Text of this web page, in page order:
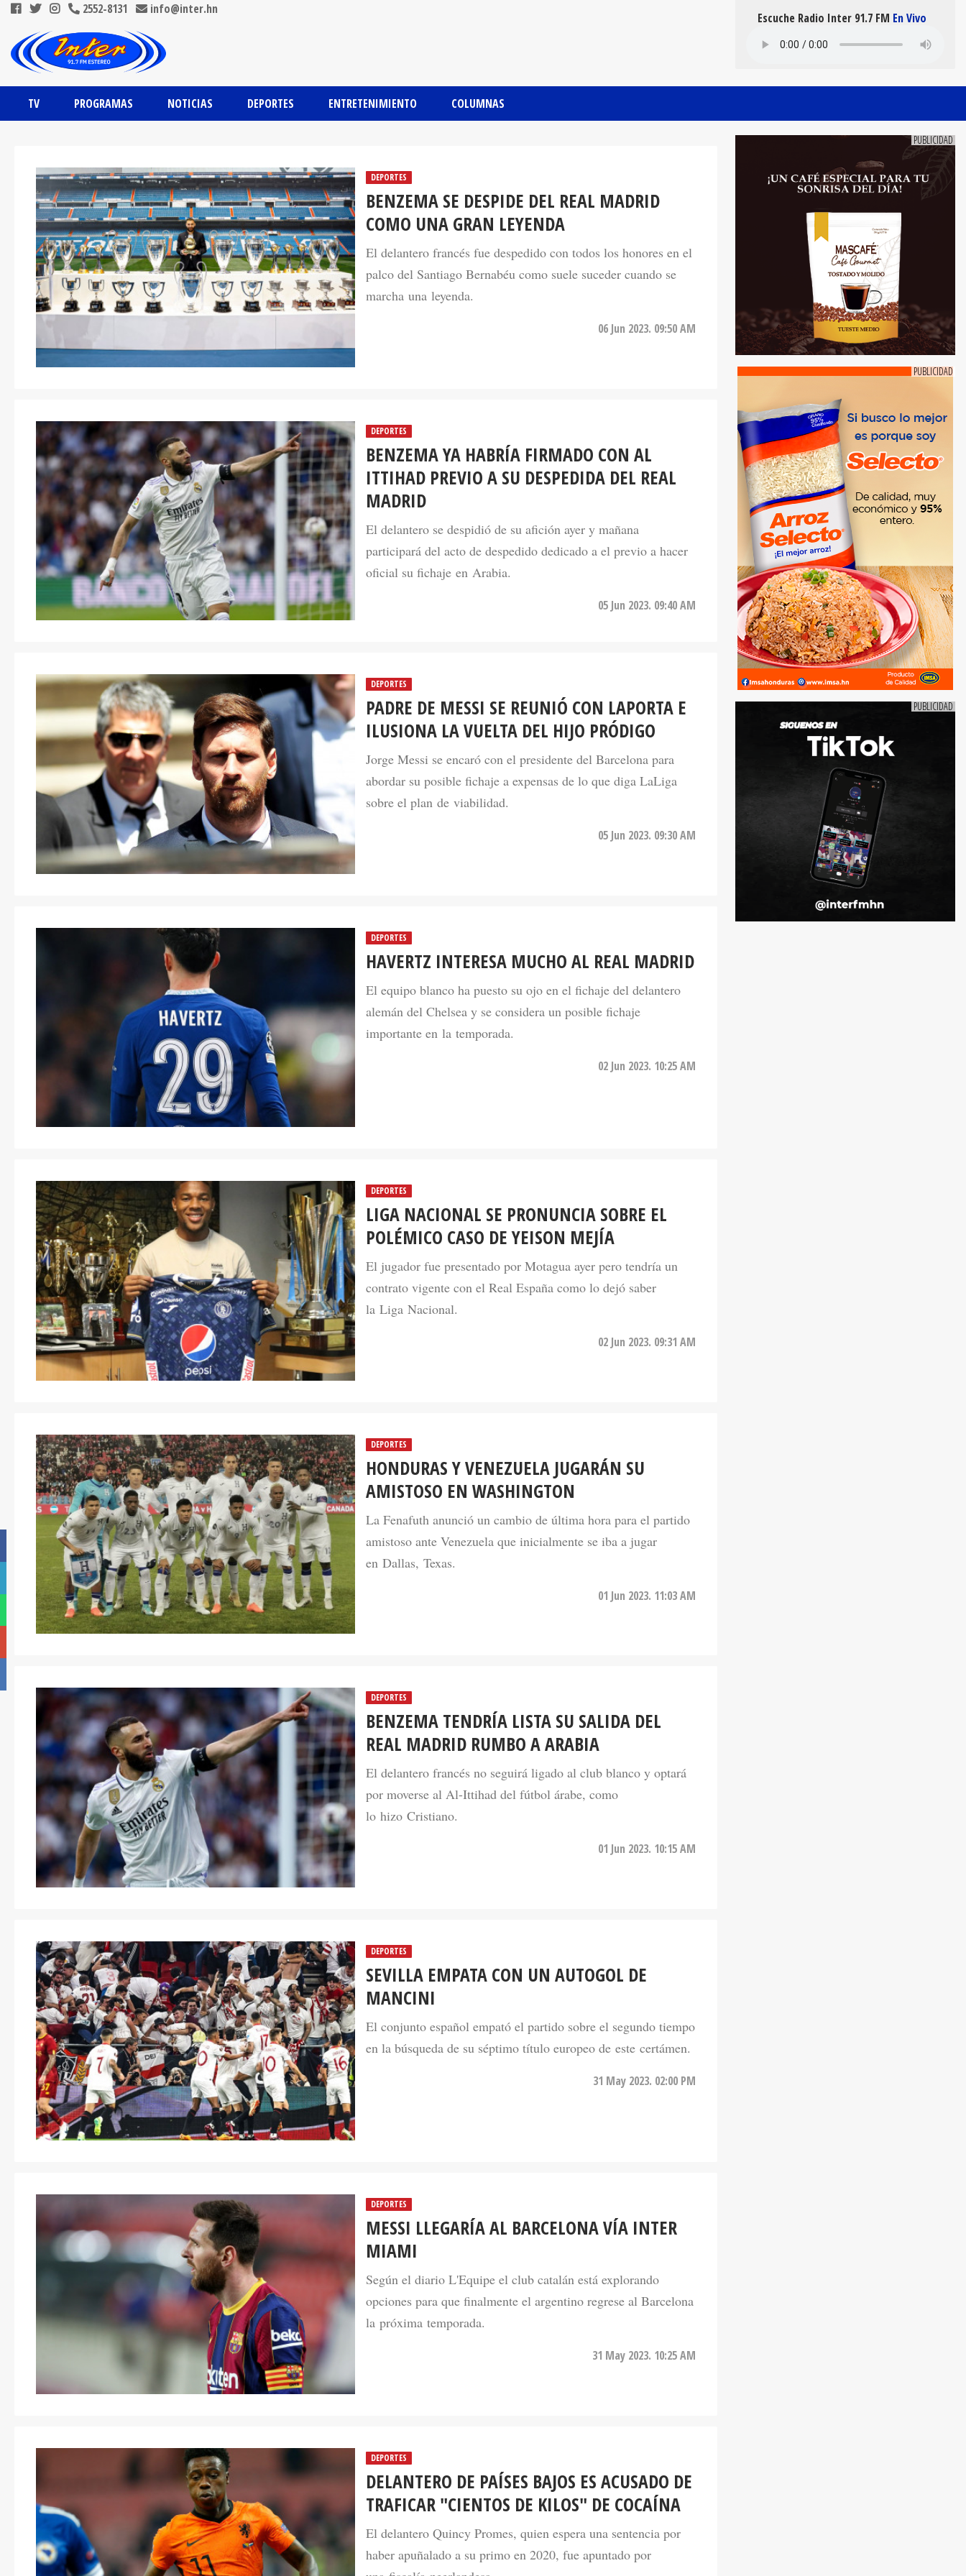
2552-8131 info@inter.hn
TV PROGRAMAS NOTICIAS DEPORTES ENTRETENIMIENTO COLUMNAS
Escuche Radio Inter 91.7 FM En Vivo
DEPORTES
BENZEMA SE DESPIDE DEL REAL MADRID
COMO UNA GRAN LEYENDA
El delantero francés fue despedido con todos los honores en el
palco del Santiago Bernabéu como suele suceder cuando se
marcha una leyenda.
06 Jun 2023. 09:50 AM
DEPORTES
BENZEMA YA HABRÍA FIRMADO CON AL
ITTIHAD PREVIO A SU DESPEDIDA DEL REAL
MADRID
El delantero se despidió de su afición ayer y mañana
participará del acto de despedido dedicado a el previo a hacer
oficial su fichaje en Arabia.
05 Jun 2023. 09:40 AM
DEPORTES
PADRE DE MESSI SE REUNIÓ CON LAPORTA E
ILUSIONA LA VUELTA DEL HIJO PRÓDIGO
Jorge Messi se encaró con el presidente del Barcelona para
abordar su posible fichaje a expensas de lo que diga LaLiga
sobre el plan de viabilidad.
05 Jun 2023. 09:30 AM
DEPORTES
HAVERTZ INTERESA MUCHO AL REAL MADRID
El equipo blanco ha puesto su ojo en el fichaje del delantero
alemán del Chelsea y se considera un posible fichaje
importante en la temporada.
02 Jun 2023. 10:25 AM
DEPORTES
LIGA NACIONAL SE PRONUNCIA SOBRE EL
POLÉMICO CASO DE YEISON MEJÍA
El jugador fue presentado por Motagua ayer pero tendría un
contrato vigente con el Real España como lo dejó saber
la Liga Nacional.
02 Jun 2023. 09:31 AM
DEPORTES
HONDURAS Y VENEZUELA JUGARÁN SU
AMISTOSO EN WASHINGTON
La Fenafuth anunció un cambio de última hora para el partido
amistoso ante Venezuela que inicialmente se iba a jugar
en Dallas, Texas.
01 Jun 2023. 11:03 AM
DEPORTES
BENZEMA TENDRÍA LISTA SU SALIDA DEL
REAL MADRID RUMBO A ARABIA
El delantero francés no seguirá ligado al club blanco y optará
por moverse al Al-Ittihad del fútbol árabe, como
lo hizo Cristiano.
01 Jun 2023. 10:15 AM
DEPORTES
SEVILLA EMPATA CON UN AUTOGOL DE
MANCINI
El conjunto español empató el partido sobre el segundo tiempo
en la búsqueda de su séptimo título europeo de este certámen.
31 May 2023. 02:00 PM
DEPORTES
MESSI LLEGARÍA AL BARCELONA VÍA INTER
MIAMI
Según el diario L'Equipe el club catalán está explorando
opciones para que finalmente el argentino regrese al Barcelona
la próxima temporada.
31 May 2023. 10:25 AM
DEPORTES
DELANTERO DE PAÍSES BAJOS ES ACUSADO DE
TRAFICAR "CIENTOS DE KILOS" DE COCAÍNA
El delantero Quincy Promes, quien espera una sentencia por
haber apuñalado a su primo en 2020, fue apuntado por